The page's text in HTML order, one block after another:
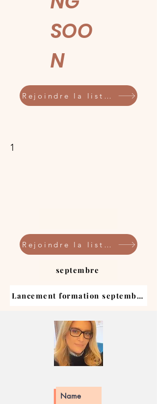
SOO
N
Rejoindre la liste d'attente
1
Rejoindre la liste d'attente
septembre
Lancement formation septembre